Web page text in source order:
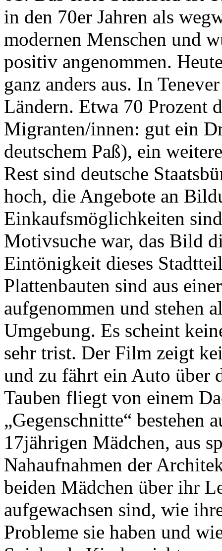
in den 70er Jahren als
modernen Menschen und
positiv angenommen.
ganz anders aus. In
Ländern. Etwa 70 Prozent
Migranten/innen: gut ein
deutschem Paß), ein
Rest sind deutsche
hoch, die Angebote an
Einkaufsmöglichkeiten
Motivsuche war, das Bild
Eintönigkeit dieses
Plattenbauten sind aus
aufgenommen und stehen
Umgebung. Es scheint
sehr trist. Der Film zeigt
und zu fährt ein Auto über
Tauben fliegt von einem
„Gegenschnitte“ bestehen
17jährigen Mädchen, aus
Nahaufnahmen der
beiden Mädchen über ihr
aufgewachsen sind, wie
Probleme sie haben und